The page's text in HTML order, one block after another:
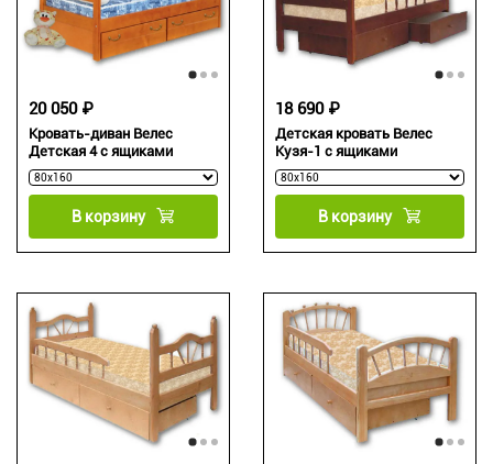
Кровать-диван Велес
Детская 4 с ящиками
20 050 ₽
В корзину
Детская кровать Велес
Кузя-1 с ящиками
18 690 ₽
В корзину